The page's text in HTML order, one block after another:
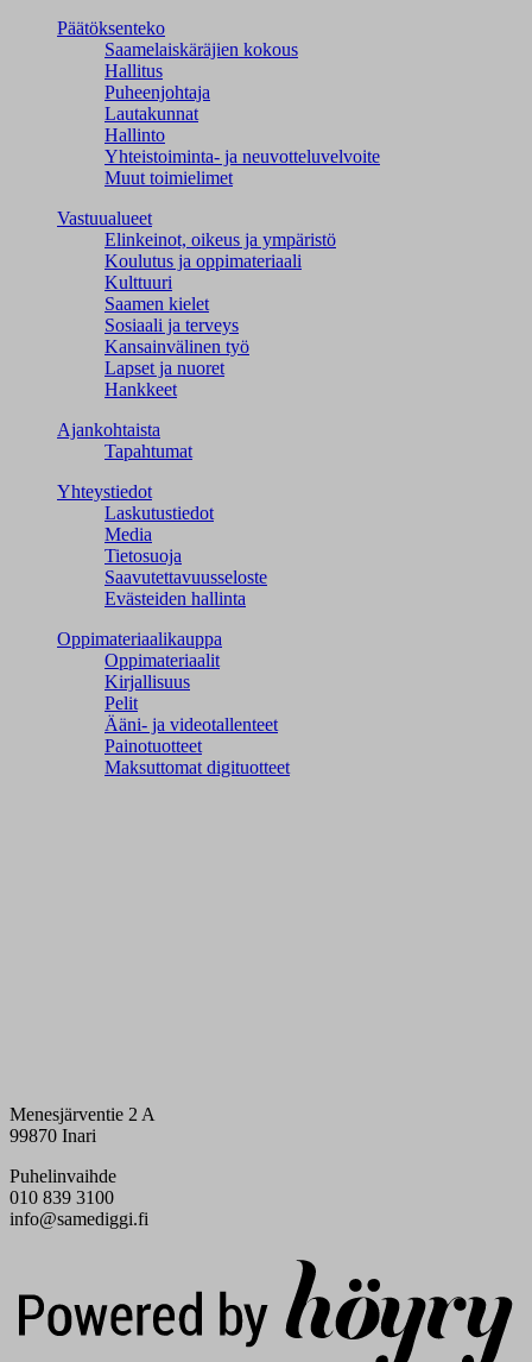
Päätöksenteko
Saamelaiskäräjien kokous
Hallitus
Puheenjohtaja
Lautakunnat
Hallinto
Yhteistoiminta- ja neuvotteluvelvoite
Muut toimielimet
Vastuualueet
Elinkeinot, oikeus ja ympäristö
Koulutus ja oppimateriaali
Kulttuuri
Saamen kielet
Sosiaali ja terveys
Kansainvälinen työ
Lapset ja nuoret
Hankkeet
Ajankohtaista
Tapahtumat
Yhteystiedot
Laskutustiedot
Media
Tietosuoja
Saavutettavuusseloste
Evästeiden hallinta
Oppimateriaalikauppa
Oppimateriaalit
Kirjallisuus
Pelit
Ääni- ja videotallenteet
Painotuotteet
Maksuttomat digituotteet
Menesjärventie 2 A
99870 Inari
Puhelinvaihde
010 839 3100
info@samediggi.fi